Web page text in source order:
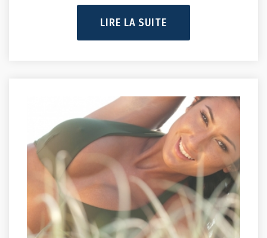
LIRE LA SUITE